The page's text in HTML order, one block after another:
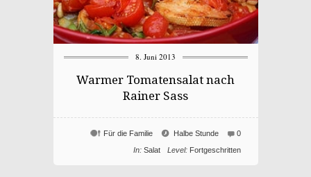
8. Juni 2013
Warmer Tomatensalat nach
Rainer Sass
0
Halbe Stunde
Für die Familie
Level: Fortgeschritten
In: Salat